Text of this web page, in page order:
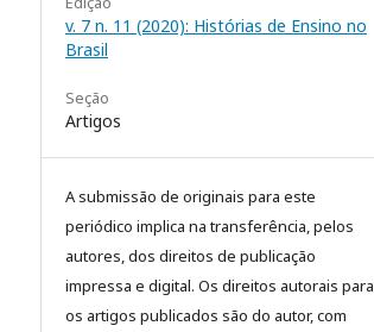
v. 7 n. 11 (2020): Histórias de Ensino no
Brasil
Seção
Artigos
A submissão de originais para este
periódico implica na transferência, pelos
autores, dos direitos de publicação
impressa e digital. Os direitos autorais para
os artigos publicados são do autor, com